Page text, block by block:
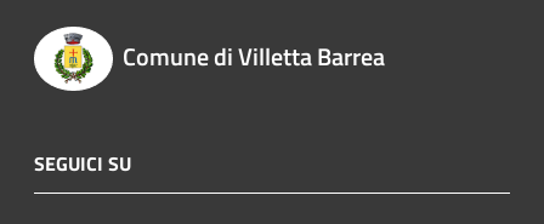
Comune di Villetta Barrea
SEGUICI SU